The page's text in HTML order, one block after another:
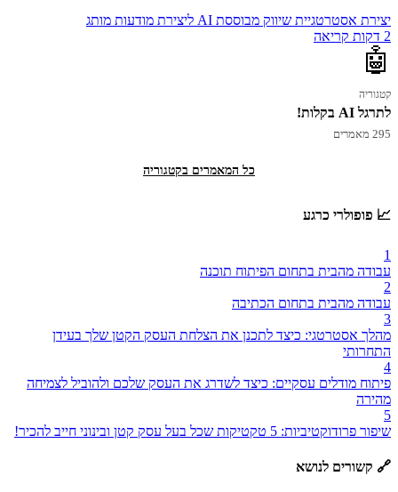
יצירת אסטרטגיית שיווק מבוססת AI ליצירת מודעות מותג
2 דקות קריאה
🤖
קטגוריה
לתרגל AI בקלות!
295 מאמרים
כל המאמרים בקטגוריה
📈 פופולרי כרגע
1
עבודה מהבית בתחום הפיתוח תוכנה
2
עבודה מהבית בתחום הכתיבה
3
מהלך אסטרטגי: כיצד לתכנן את הצלחת העסק הקטן שלך בעידן
התחרותי
4
פיתוח מודלים עסקיים: כיצד לשדרג את העסק שלכם ולהוביל לצמיחה
מהירה
5
שיפור פרודוקטיביות: 5 טקטיקות שכל בעל עסק קטן ובינוני חייב להכיר!
🔗 קשורים לנושא